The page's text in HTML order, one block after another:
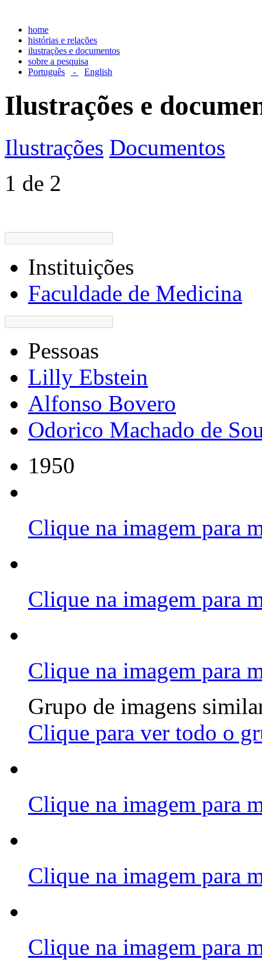
home
histórias e relações
ilustrações e documentos
sobre a pesquisa
Português
- English
Ilustrações e
Ilustrações Documentos
1 de 2
Instituições
Faculdade de Medicina
Pessoas
Lilly Ebstein
Alfonso Bovero
Odorico Machado de
1950
Clique na imagem para
Clique na imagem para
Clique na imagem para
Grupo de imagens
Clique para ver todo o
Clique na imagem para
Clique na imagem para
Clique na imagem para